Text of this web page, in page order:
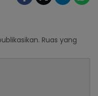
Ruas yang